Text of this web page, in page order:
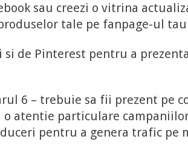
sau creezi o vitrina
tale pe fanpage-ul
si de Pinterest pentru a
6 – trebuie sa fii prezent pe
o atentie particulare
pentru a genera trafic pe